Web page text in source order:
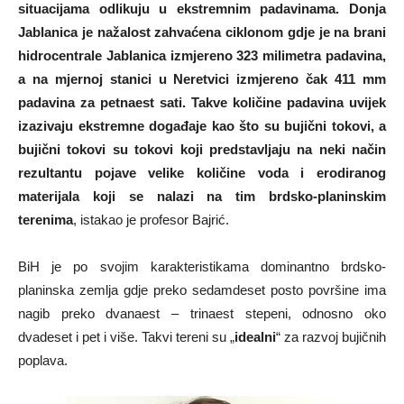
situacijama odlikuju u ekstremnim padavinama. Donja
Jablanica je nažalost zahvaćena ciklonom gdje je na brani
hidrocentrale Jablanica izmjereno 323 milimetra padavina,
a na mjernoj stanici u Neretvici izmjereno čak 411 mm
padavina za petnaest sati. Takve količine padavina uvijek
izazivaju ekstremne događaje kao što su bujični tokovi, a
bujični tokovi su tokovi koji predstavljaju na neki način
rezultantu pojave velike količine voda i erodiranog
materijala koji se nalazi na tim brdsko-planinskim
terenima, istakao je profesor Bajrić.
BiH je po svojim karakteristikama dominantno brdsko-
planinska zemlja gdje preko sedamdeset posto površine ima
nagib preko dvanaest – trinaest stepeni, odnosno oko
dvadeset i pet i više. Takvi tereni su „idealni“ za razvoj bujičnih
poplava.